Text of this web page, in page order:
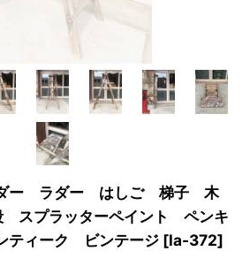
ー ラダー はしご 梯子 木
プラッターペイント ペンキ
ティーク ビンテージ [la-372]